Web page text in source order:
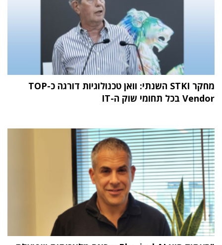
מחקר STKI השנתי: וואן טכנולוגיות דורגה כ-TOP
Vendor בכל תחומי שוק ה-IT